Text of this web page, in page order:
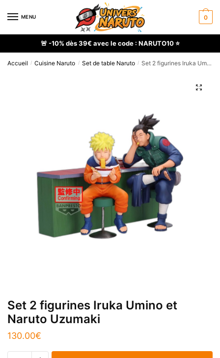
MENU 0
🚨 -10% dès 39€ avec le code : NARUTO10 ⭐
Accueil / Cuisine Naruto / Set de table Naruto / Set 2 figurines Iruka Umino et Naruto Uzumaki
🔍
Set 2 figurines Iruka Umino et
Naruto Uzumaki
130.00€